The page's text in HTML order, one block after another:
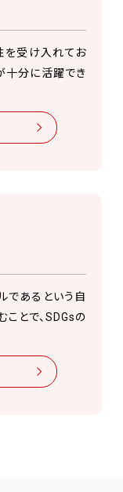
を受け入れてお
十分に活躍でき
であるという自
とで、SDGsの